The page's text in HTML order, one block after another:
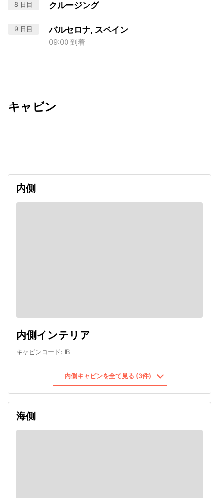
8 日目 クルージング
9 日目 バルセロナ, スペイン
09:00 到着
キャビン
内側
内側インテリア
キャビンコード: IB
内側キャビンを全て見る (3件)
海側